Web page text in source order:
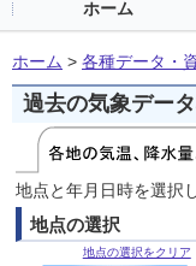
ホーム
ホーム > 各種データ・
過去の気象デー
地点と年月日時を選択
地点の選択
地点の選択をクリア